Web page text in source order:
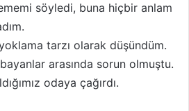
söyledi, buna hiçbir anlam
tarzı olarak düşündüm.
arasında sorun olmuştu.
odaya çağırdı.